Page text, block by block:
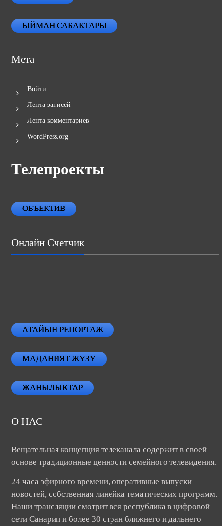
ЫЙМАН САБАКТАРЫ
Мета
Войти
Лента записей
Лента комментариев
WordPress.org
Телепроекты
ОБЪЕКТИВ
Онлайн Счетчик
АТАЙЫН РЕПОРТАЖ
МАДАНИЯТ ЖҮЗҮ
ЖАНЫЛЫКТАР
О НАС
Вещательная концепция телеканала содержит в своей
основе традиционные ценности семейного телевидения.
24 часа эфирного времени, оперативные выпуски
новостей, собственная линейка тематических программ.
Наши трансляции смотрит вся республика в цифровой
сети Санарип и более 30 стран ближнего и дальнего